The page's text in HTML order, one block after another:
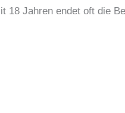
18 Jahren endet oft die